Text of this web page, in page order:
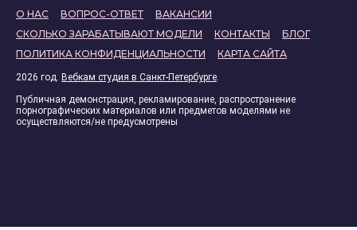
О НАС ВОПРОС-ОТВЕТ
ВАКАНСИИ
СКОЛЬКО ЗАРАБАТЫВАЮТ МОДЕЛИ
КОНТАКТЫ
БЛОГ
ПОЛИТИКА КОНФИДЕНЦИАЛЬНОСТИ
КАРТА САЙТА
2026 год. Вебкам студия в Санкт-Петербурге.
Публичная демонстрация, рекламирование, распространение
порнографических материалов или предметов моделями не
осуществляются/не предусмотрены